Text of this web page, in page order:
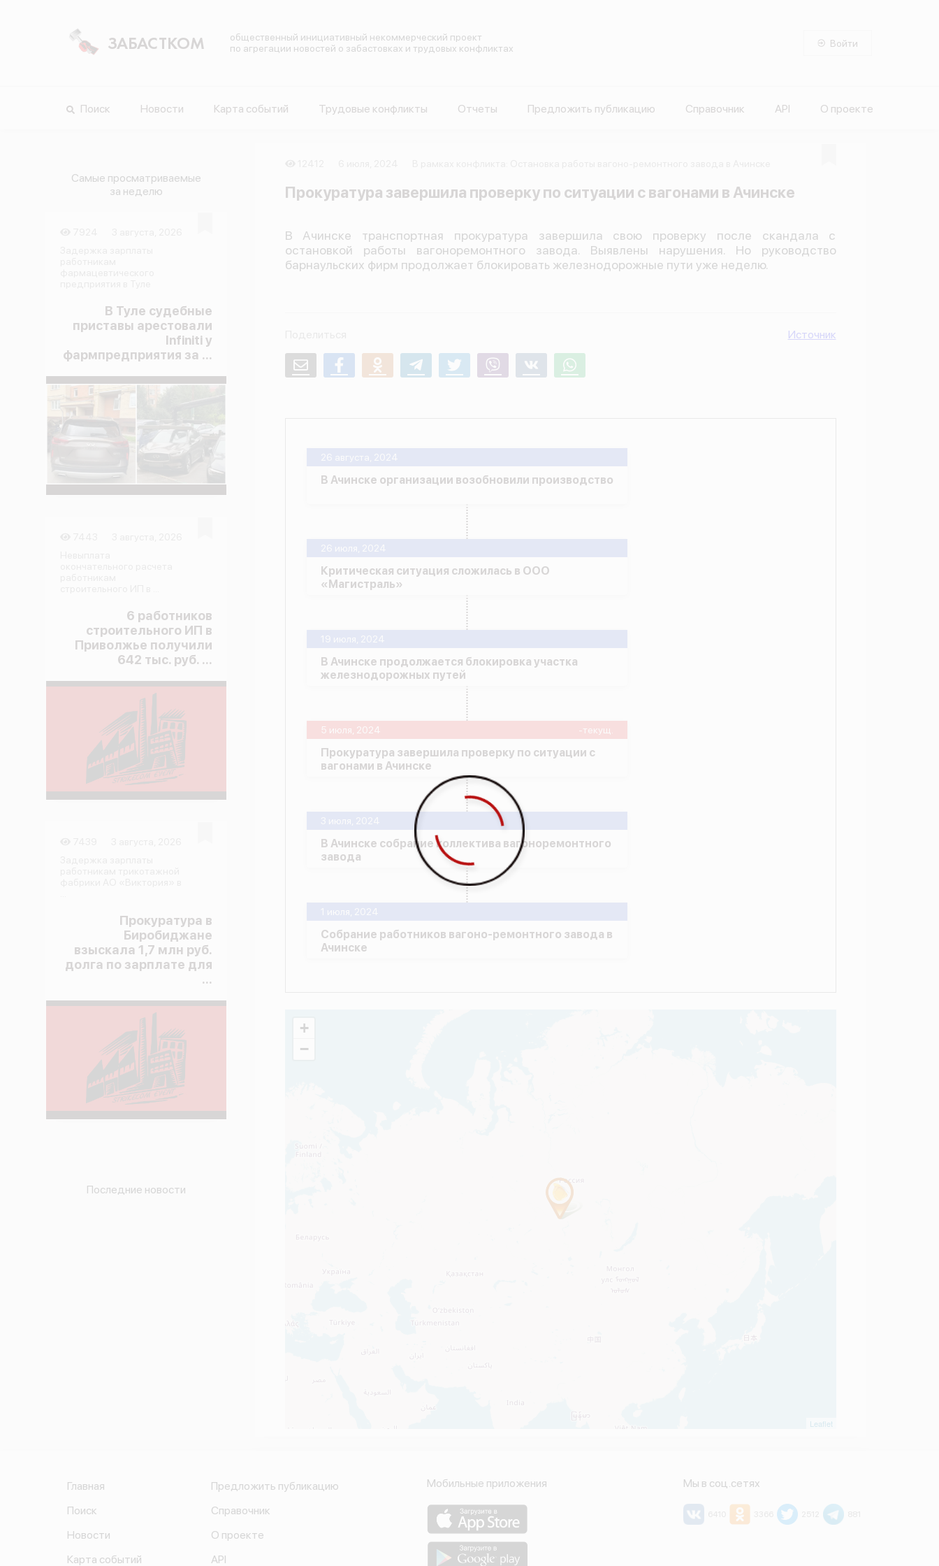
ЗАБАСТКОМ
общественный инициативный некоммерческий проект
по агрегации новостей о забастовках и трудовых конфликтах
Войти
Поиск Новости Карта событий Трудовые конфликты Отчеты Предложить публикацию Справочник API О проекте
Самые просматриваемые
за неделю
В Туле судебные
приставы арестовали
Infiniti у
фармпредприятия за ...
6 работников
строительного ИП в
Приволжье получили
642 тыс. руб. ...
Прокуратура в
Биробиджане
взыскала 1,7 млн руб.
долга по зарплате для
...
Последние новости
Прокуратура завершила проверку по ситуации с вагонами в Ачинске
В Ачинске транспортная прокуратура завершила свою проверку после скандала с
остановкой работы вагоноремонтного завода. Выявлены нарушения. Но руководство
барнаульских фирм продолжает блокировать железнодорожные пути уже неделю.
Email FacebookOdnoklassnikiTelegram Twitter Viber Whatsapp
Источник
1 июля, 2024
Собрание работников вагоно-ремонтного завода в
Ачинске
3 июля, 2024
В Ачинске собрание коллектива вагоноремонтного
завода
5 июля, 2024 -текущ.
Прокуратура завершила проверку по ситуации с
вагонами в Ачинске
19 июля, 2024
В Ачинске продолжается блокировка участка
железнодорожных путей
26 июля, 2024
Критическая ситуация сложилась в ООО
«Магистраль»
26 августа, 2024
В Ачинске организации возобновили производство
+
−
Leaflet
Главная
Поиск
Новости
Карта событий
Предложить публикацию
Справочник
О проекте
API
Мобильные приложения Мы в соц.сетях